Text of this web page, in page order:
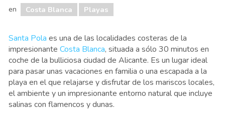
en Costa Blanca Playas
Santa Pola es una de las localidades costeras de la
impresionante Costa Blanca, situada a sólo 30 minutos en
coche de la bulliciosa ciudad de Alicante. Es un lugar ideal
para pasar unas vacaciones en familia o una escapada a la
playa en el que relajarse y disfrutar de los mariscos locales,
el ambiente y un impresionante entorno natural que incluye
salinas con flamencos y dunas.